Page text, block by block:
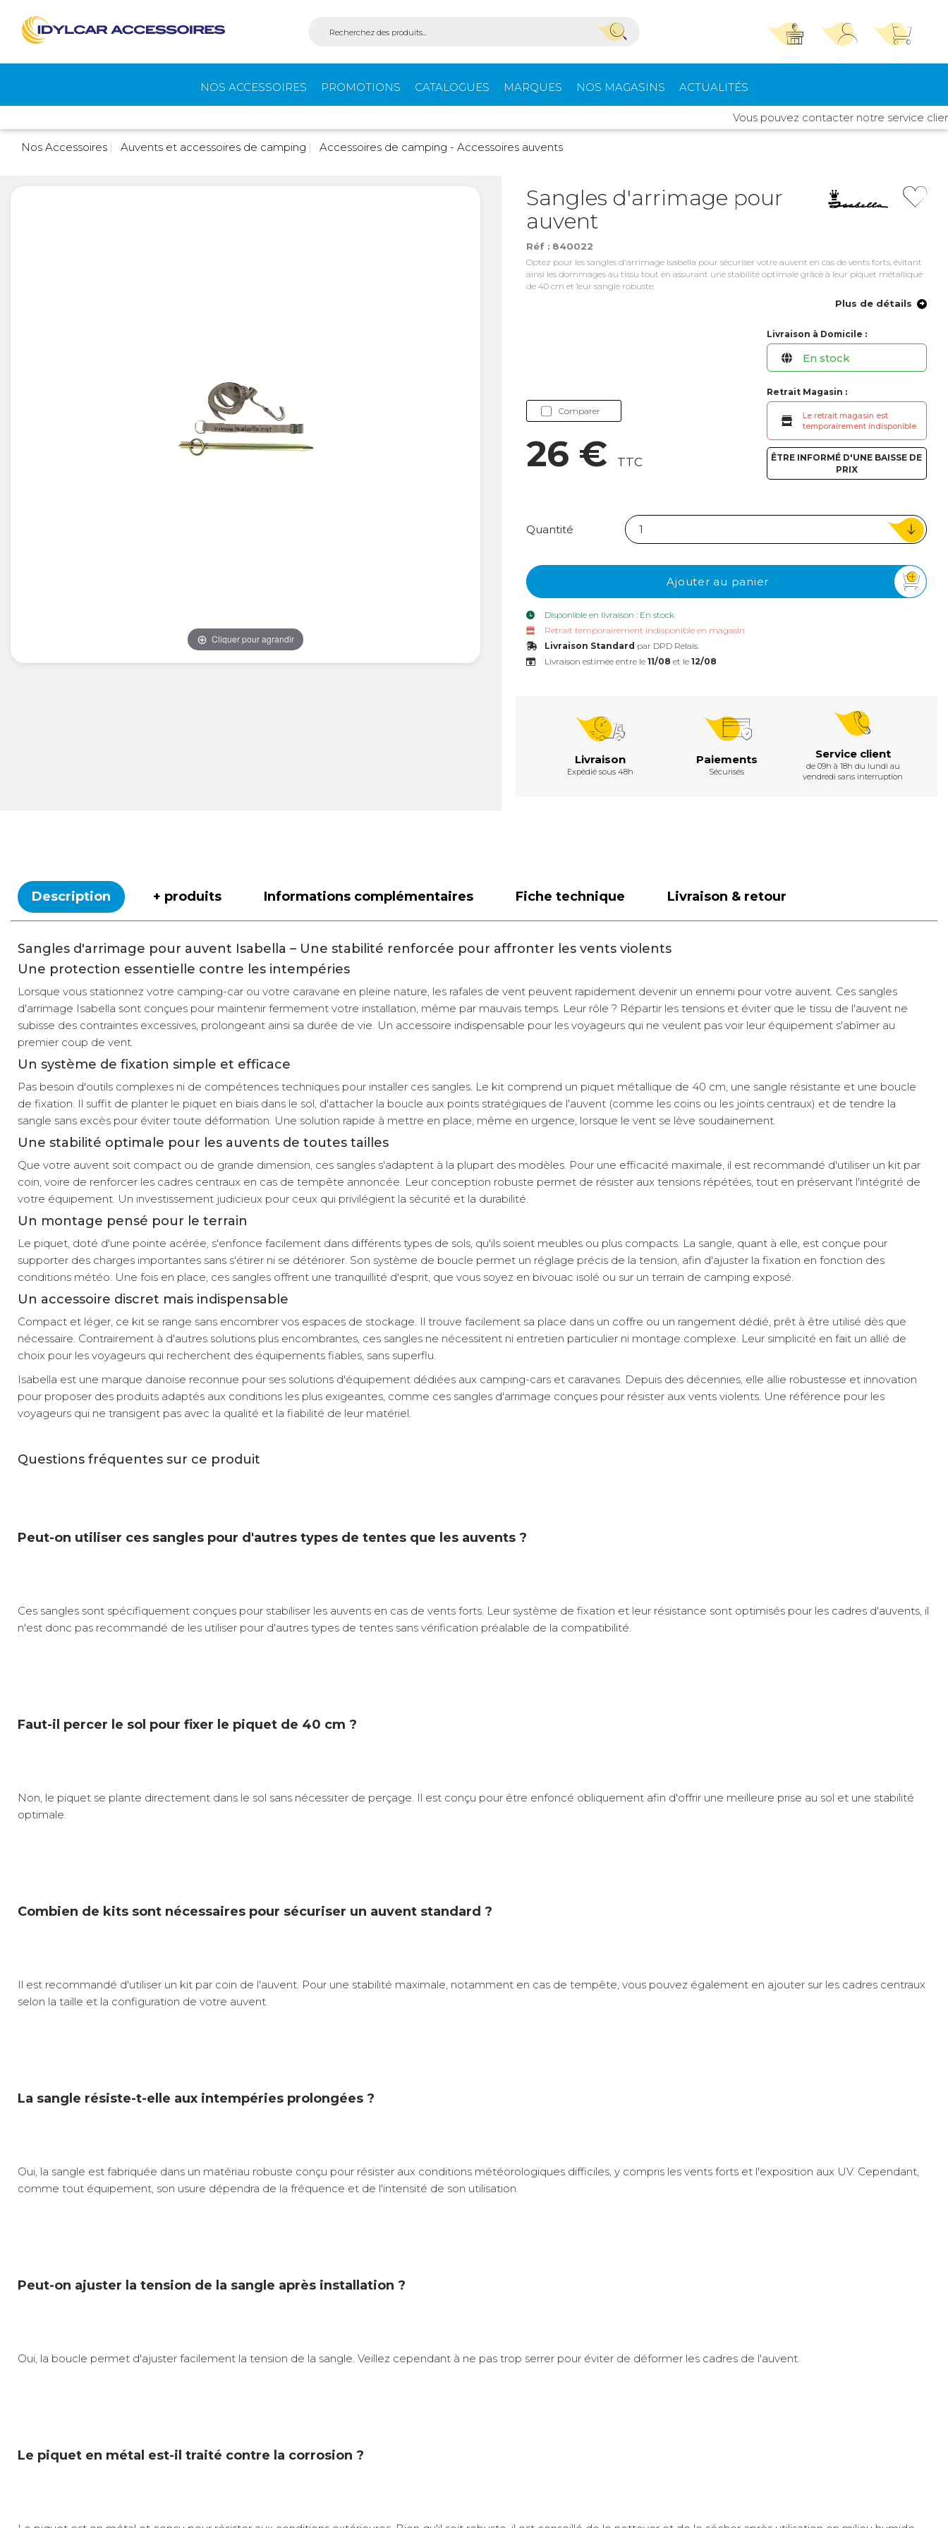
Trouvez le magasin le plus proche et profitez
d'offres exclusives !
E-mail ou numéro client ou numéro fidélité
Se connecter
Créer un compte
ou
Suivi de commande invité
NOS ACCESSOIRES PROMOTIONS CATALOGUES MARQUES NOS MAGASINS ACTUALITÉS
Auvents et
accessoires de
Gaz
Aménagement
fourgons
Confort intérieur
Quincaillerie
Avantages
Vous pouvez contacter notre service client
Nos Accessoires Auvents et accessoires de camping Accessoires de camping - Accessoires auvents
Cliquer pour agrandir
Sangles d'arrimage pour
auvent
Réf : 840022
Optez pour les sangles d'arrimage Isabella pour sécuriser votre auvent en cas de vents forts, évitant
ainsi les dommages au tissu tout en assurant une stabilité optimale grâce à leur piquet métallique
de 40 cm et leur sangle robuste.
Plus de détails
Comparer
26 € TTC
Livraison à Domicile :
En stock
Retrait Magasin :
Le retrait magasin est
temporairement indisponible.
ÊTRE INFORMÉ D'UNE BAISSE DE
PRIX
Quantité
Ajouter au panier
Disponible en livraison : En stock
Retrait temporairement indisponible en magasin
Livraison Standard par DPD Relais.
Livraison estimée entre le11/08 et le12/08
Livraison
Expédié sous 48h
Paiements
Sécurisés
Service client
de 09h à 18h du lundi au
vendredi sans interruption
Description + produits Informations complémentaires Fiche technique Livraison & retour
Sangles d'arrimage pour auvent Isabella – Une stabilité renforcée pour affronter les vents violents
Une protection essentielle contre les intempéries
Lorsque vous stationnez votre camping-car ou votre caravane en pleine nature, les rafales de vent peuvent rapidement devenir un ennemi pour votre auvent. Ces sangles
d'arrimage Isabella sont conçues pour maintenir fermement votre installation, même par mauvais temps. Leur rôle ? Répartir les tensions et éviter que le tissu de l'auvent ne
subisse des contraintes excessives, prolongeant ainsi sa durée de vie. Un accessoire indispensable pour les voyageurs qui ne veulent pas voir leur équipement s'abîmer au
premier coup de vent.
Un système de fixation simple et efficace
Pas besoin d'outils complexes ni de compétences techniques pour installer ces sangles. Le kit comprend un piquet métallique de 40 cm, une sangle résistante et une boucle
de fixation. Il suffit de planter le piquet en biais dans le sol, d'attacher la boucle aux points stratégiques de l'auvent (comme les coins ou les joints centraux) et de tendre la
sangle sans excès pour éviter toute déformation. Une solution rapide à mettre en place, même en urgence, lorsque le vent se lève soudainement.
Une stabilité optimale pour les auvents de toutes tailles
Que votre auvent soit compact ou de grande dimension, ces sangles s'adaptent à la plupart des modèles. Pour une efficacité maximale, il est recommandé d'utiliser un kit par
coin, voire de renforcer les cadres centraux en cas de tempête annoncée. Leur conception robuste permet de résister aux tensions répétées, tout en préservant l'intégrité de
votre équipement. Un investissement judicieux pour ceux qui privilégient la sécurité et la durabilité.
Un montage pensé pour le terrain
Le piquet, doté d'une pointe acérée, s'enfonce facilement dans différents types de sols, qu'ils soient meubles ou plus compacts. La sangle, quant à elle, est conçue pour
supporter des charges importantes sans s'étirer ni se détériorer. Son système de boucle permet un réglage précis de la tension, afin d'ajuster la fixation en fonction des
conditions météo. Une fois en place, ces sangles offrent une tranquillité d'esprit, que vous soyez en bivouac isolé ou sur un terrain de camping exposé.
Un accessoire discret mais indispensable
Compact et léger, ce kit se range sans encombrer vos espaces de stockage. Il trouve facilement sa place dans un coffre ou un rangement dédié, prêt à être utilisé dès que
nécessaire. Contrairement à d'autres solutions plus encombrantes, ces sangles ne nécessitent ni entretien particulier ni montage complexe. Leur simplicité en fait un allié de
choix pour les voyageurs qui recherchent des équipements fiables, sans superflu.
Isabella est une marque danoise reconnue pour ses solutions d'équipement dédiées aux camping-cars et caravanes. Depuis des décennies, elle allie robustesse et innovation
pour proposer des produits adaptés aux conditions les plus exigeantes, comme ces sangles d'arrimage conçues pour résister aux vents violents. Une référence pour les
voyageurs qui ne transigent pas avec la qualité et la fiabilité de leur matériel.
Questions fréquentes sur ce produit
Peut-on utiliser ces sangles pour d'autres types de tentes que les auvents ?
Ces sangles sont spécifiquement conçues pour stabiliser les auvents en cas de vents forts. Leur système de fixation et leur résistance sont optimisés pour les cadres d'auvents, il
n'est donc pas recommandé de les utiliser pour d'autres types de tentes sans vérification préalable de la compatibilité.
Faut-il percer le sol pour fixer le piquet de 40 cm ?
Non, le piquet se plante directement dans le sol sans nécessiter de perçage. Il est conçu pour être enfoncé obliquement afin d'offrir une meilleure prise au sol et une stabilité
optimale.
Combien de kits sont nécessaires pour sécuriser un auvent standard ?
Il est recommandé d'utiliser un kit par coin de l'auvent. Pour une stabilité maximale, notamment en cas de tempête, vous pouvez également en ajouter sur les cadres centraux
selon la taille et la configuration de votre auvent.
La sangle résiste-t-elle aux intempéries prolongées ?
Oui, la sangle est fabriquée dans un matériau robuste conçu pour résister aux conditions météorologiques difficiles, y compris les vents forts et l'exposition aux UV. Cependant,
comme tout équipement, son usure dépendra de la fréquence et de l'intensité de son utilisation.
Peut-on ajuster la tension de la sangle après installation ?
Oui, la boucle permet d'ajuster facilement la tension de la sangle. Veillez cependant à ne pas trop serrer pour éviter de déformer les cadres de l'auvent.
Le piquet en métal est-il traité contre la corrosion ?